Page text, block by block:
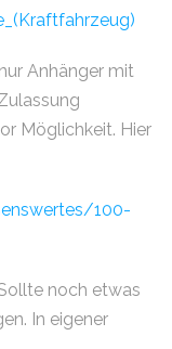
Anhänger mit
Möglichkeit. Hier
100-
noch etwas
In eigener